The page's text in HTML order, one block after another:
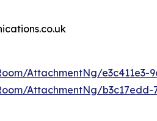
AttachmentNg/e3c411e3-
AttachmentNg/b3c17edd-